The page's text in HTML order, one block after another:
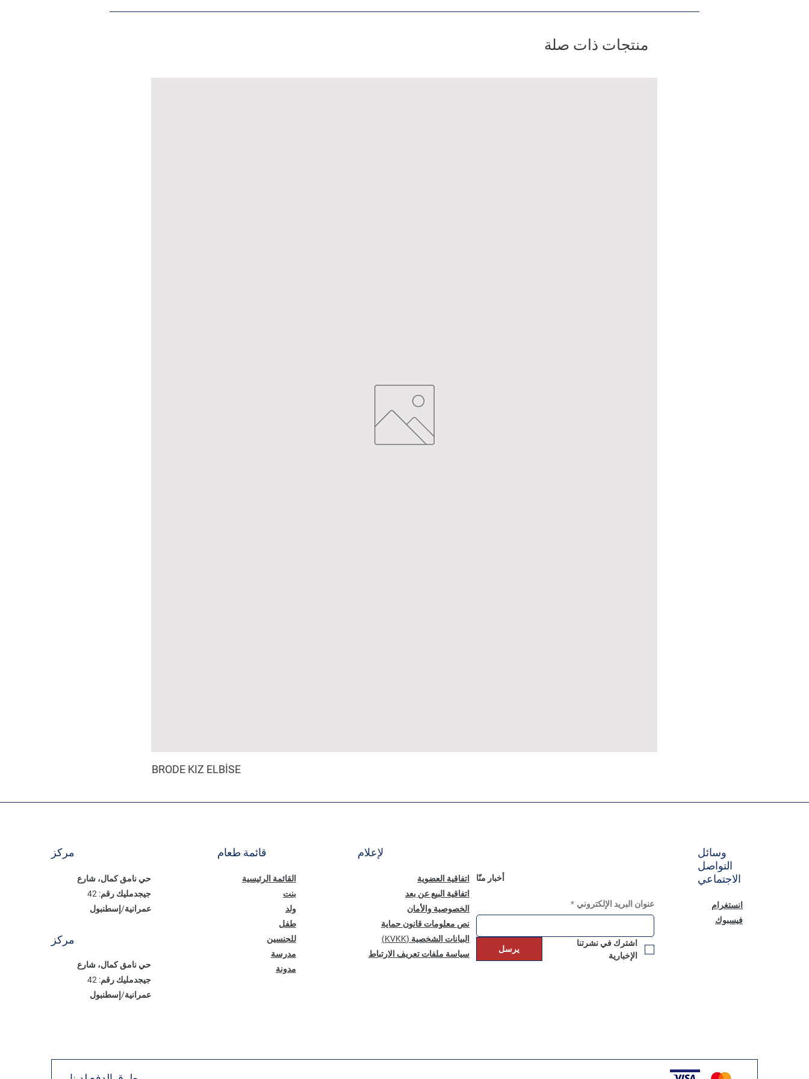
منتجات ذات صلة
BRODE KIZ ELBİSE
مركز
حي نامق كمال، شارع
جيجدمليك رقم: 42
عمرانية/إسطنبول
مركز
حي نامق كمال، شارع
جيجدمليك رقم: 42
عمرانية/إسطنبول
قائمة طعام
القائمة الرئيسية
بنت
ولد
طفل
للجنسين
مدرسة
مدونة
لإعلام
اتفاقية العضوية
اتفاقية البيع عن بعد
الخصوصية والأمان
نص معلومات قانون حماية
البيانات الشخصية (KVKK)
سياسة ملفات تعريف الارتباط
أخبار منّا
عنوان البريد الإلكتروني *
الإخبارية
يرسل
وسائل
التواصل
الاجتماعي
انستغرام
فيسبوك